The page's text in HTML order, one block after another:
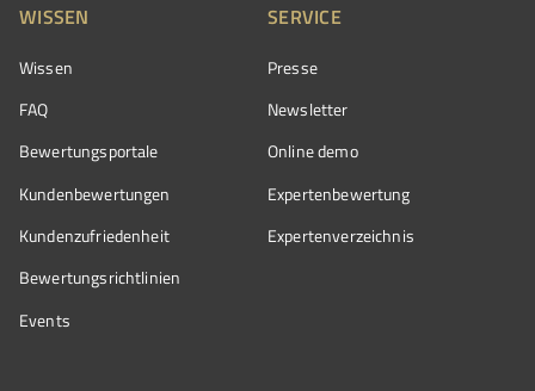
WISSEN
Wissen
FAQ
Bewertungsportale
Kundenbewertungen
Kundenzufriedenheit
Bewertungs­richtlinien
Events
SERVICE
Presse
Newsletter
Online demo
Expertenbewertung
Expertenverzeichnis